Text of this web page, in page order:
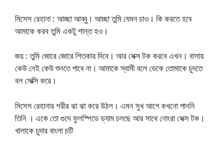
মিসেস রেহানা : আচ্ছা আব্বু। আচ্ছা তুমি যেমন চাও। কি করতে হবে
আমাকে করব তুমি একটু শান্ত হও।
জয় : তুমি জোরে জোরে শিতকার দিবে। আর সেক্স টক করবে এখন। বাসায়
কেউ নেই কেউ শুনতে পাবে না। আমাকে স্বামী বলে ডেকে তোমাকে চুদতে
বল সেক্সি করে।
মিসেস রেহানার শরীর ঝা ঝা করে উঠল। এমন সুখ আগে কখনো পাননি
তিনি । একে তো গুদে ফুলস্পিডে ড্যাম চলছে আর সাথে নোংরা সেক্স টক।
খালাকে চুদার বাংলা চটি